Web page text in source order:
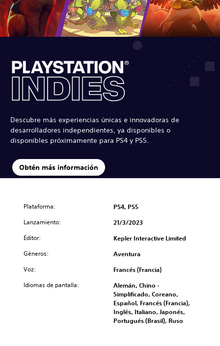
Descubre más experiencias únicas e innovadoras de
desarrolladores independientes, ya disponibles o
disponibles próximamente para PS4 y PS5.
Obtén más información
Plataforma: PS4, PS5
Lanzamiento: 21/3/2023
Editor: Kepler Interactive Limited
Géneros: Aventura
Voz: Francés (Francia)
Idiomas de pantalla:
Alemán, Chino -
Simplificado, Coreano,
Español, Francés (Francia),
Inglés, Italiano, Japonés,
Portugués (Brasil), Ruso